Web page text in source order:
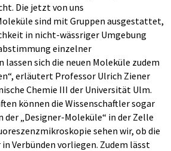
Die jetzt von uns
sind mit Gruppen ausgestattet,
in nicht-wässriger Umgebung
einzelner
sich die neuen Moleküle zudem
erläutert Professor Ulrich Ziener
Chemie III der Universität Ulm.
können die Wissenschaftler sogar
„Designer-Moleküle“ in der Zelle
sehen wir, ob die
Verbünden vorliegen. Zudem lässt